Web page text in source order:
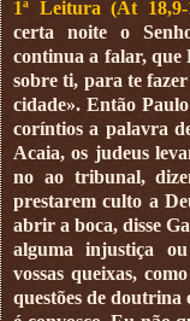
1ª Leitura (At 18,9-
certa noite o
continua a falar, que
sobre ti, para te
cidade». Então
coríntios a palavra
Acaia, os judeus
no ao tribunal,
prestarem culto a
abrir a boca, disse
alguma injustiça
vossas queixas,
questões de doutrina